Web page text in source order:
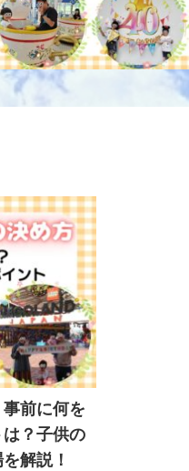
事前に何を
？子供の
解説！